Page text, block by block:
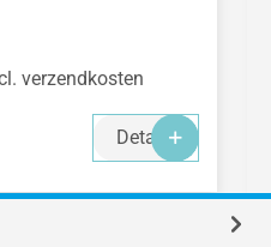
verzendkosten
Details